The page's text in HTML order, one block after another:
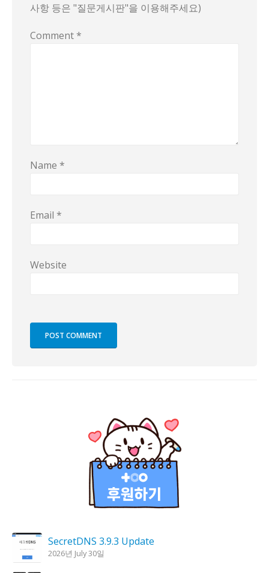
사항 등은 "질문게시판"을 이용해주세요)
Comment *
Name *
Email *
Website
SecretDNS 3.9.3 Update
2026년 July 30일